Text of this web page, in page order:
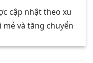
cập nhật theo xu
và tăng chuyển